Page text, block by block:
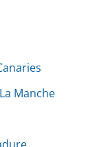
Manche